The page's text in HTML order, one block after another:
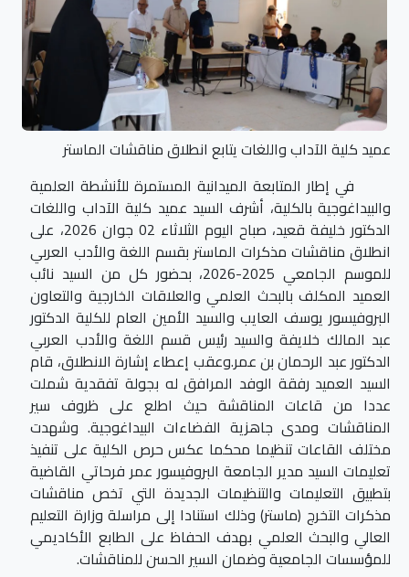
عميد كلية الآداب واللغات يتابع انطلاق مناقشات الماستر
في إطار المتابعة الميدانية المستمرة للأنشطة العلمية
والبيداغوجية بالكلية، أشرف السيد عميد كلية الآداب واللغات
الدكتور خليفة قعيد، صباح اليوم الثلاثاء 02 جوان 2026، على
انطلاق مناقشات مذكرات الماستر بقسم اللغة والأدب العربي
للموسم الجامعي 2025-2026، بحضور كل من السيد نائب
العميد المكلف بالبحث العلمي والعلاقات الخارجية والتعاون
البروفيسور يوسف العايب والسيد الأمين العام للكلية الدكتور
عبد المالك خلايفة والسيد رئيس قسم اللغة والأدب العربي
الدكتور عبد الرحمان بن عمر.وعقب إعطاء إشارة الانطلاق، قام
السيد العميد رفقة الوفد المرافق له بجولة تفقدية شملت
عددا من قاعات المناقشة حيث اطلع على ظروف سير
المناقشات ومدى جاهزية الفضاءات البيداغوجية. وشهدت
مختلف القاعات تنظيما محكما عكس حرص الكلية على تنفيذ
تعليمات السيد مدير الجامعة البروفيسور عمر فرحاتي القاضية
بتطبيق التعليمات والتنظيمات الجديدة التي تخص مناقشات
مذكرات التخرج (ماستر) وذلك استنادا إلى مراسلة وزارة التعليم
العالي والبحث العلمي بهدف الحفاظ على الطابع الأكاديمي
للمؤسسات الجامعية وضمان السير الحسن للمناقشات.